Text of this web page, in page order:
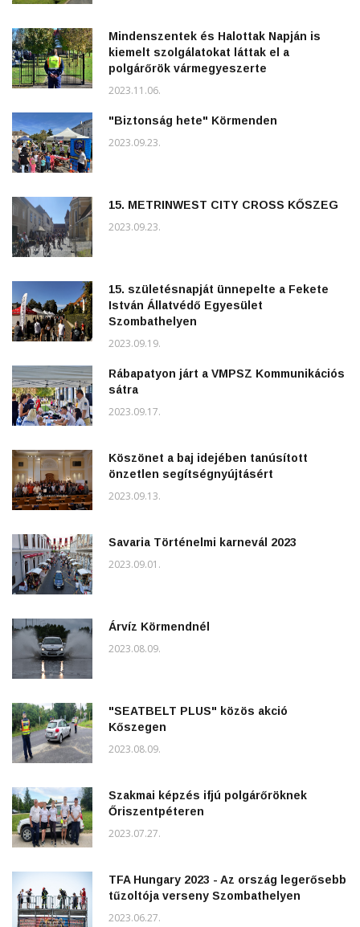
Mindenszentek és Halottak Napján is
kiemelt szolgálatokat láttak el a
polgárőrök vármegyeszerte
2023.11.06.
"Biztonság hete" Körmenden
2023.09.23.
15. METRINWEST CITY CROSS KŐSZEG
2023.09.23.
15. születésnapját ünnepelte a Fekete
István Állatvédő Egyesület
Szombathelyen
2023.09.19.
Rábapatyon járt a VMPSZ Kommunikációs
sátra
2023.09.17.
Köszönet a baj idejében tanúsított
önzetlen segítségnyújtásért
2023.09.13.
Savaria Történelmi karnevál 2023
2023.09.01.
Árvíz Körmendnél
2023.08.09.
"SEATBELT PLUS" közös akció
Kőszegen
2023.08.09.
Szakmai képzés ifjú polgárőröknek
Őriszentpéteren
2023.07.27.
TFA Hungary 2023 - Az ország legerősebb
tűzoltója verseny Szombathelyen
2023.06.27.